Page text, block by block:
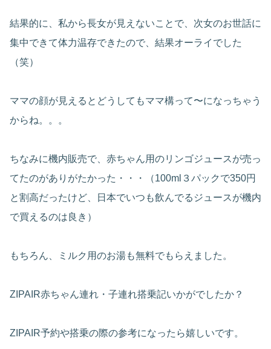
結果的に、私から長女が見えないことで、次女のお世話に
集中できて体力温存できたので、結果オーライでした
（笑）
ママの顔が見えるとどうしてもママ構って〜になっちゃう
からね。。。
ちなみに機内販売で、赤ちゃん用のリンゴジュースが売っ
てたのがありがたかった・・・（100ml３パックで350円
と割高だったけど、日本でいつも飲んでるジュースが機内
で買えるのは良き）
もちろん、ミルク用のお湯も無料でもらえました。
ZIPAIR赤ちゃん連れ・子連れ搭乗記いかがでしたか？
ZIPAIR予約や搭乗の際の参考になったら嬉しいです。